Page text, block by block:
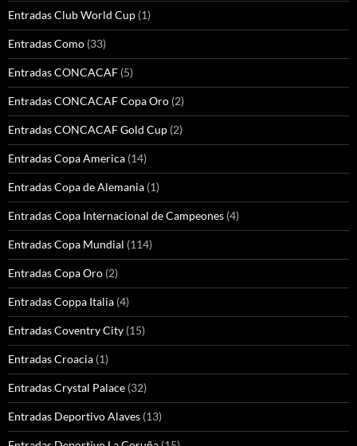
Entradas Club World Cup (1)
Entradas Como (33)
Entradas CONCACAF (5)
Entradas CONCACAF Copa Oro (2)
Entradas CONCACAF Gold Cup (2)
Entradas Copa America (14)
Entradas Copa de Alemania (1)
Entradas Copa Internacional de Campeones (4)
Entradas Copa Mundial (114)
Entradas Copa Oro (2)
Entradas Coppa Italia (4)
Entradas Coventry City (15)
Entradas Croacia (1)
Entradas Crystal Palace (32)
Entradas Deportivo Alaves (13)